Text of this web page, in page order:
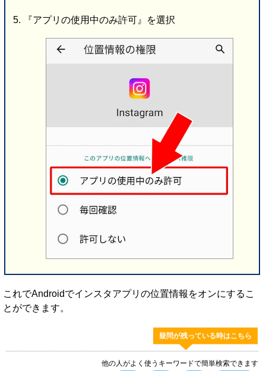
『アプリの使用中のみ許可』を選択
これでAndroidでインスタアプリの位置情報をオンにするこ
とができます。
疑問が残っている時はこちら
他の人がよく使うキーワードで簡単検索できます